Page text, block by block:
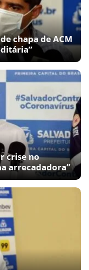
chapa de ACM
crise no
arrecadadora”